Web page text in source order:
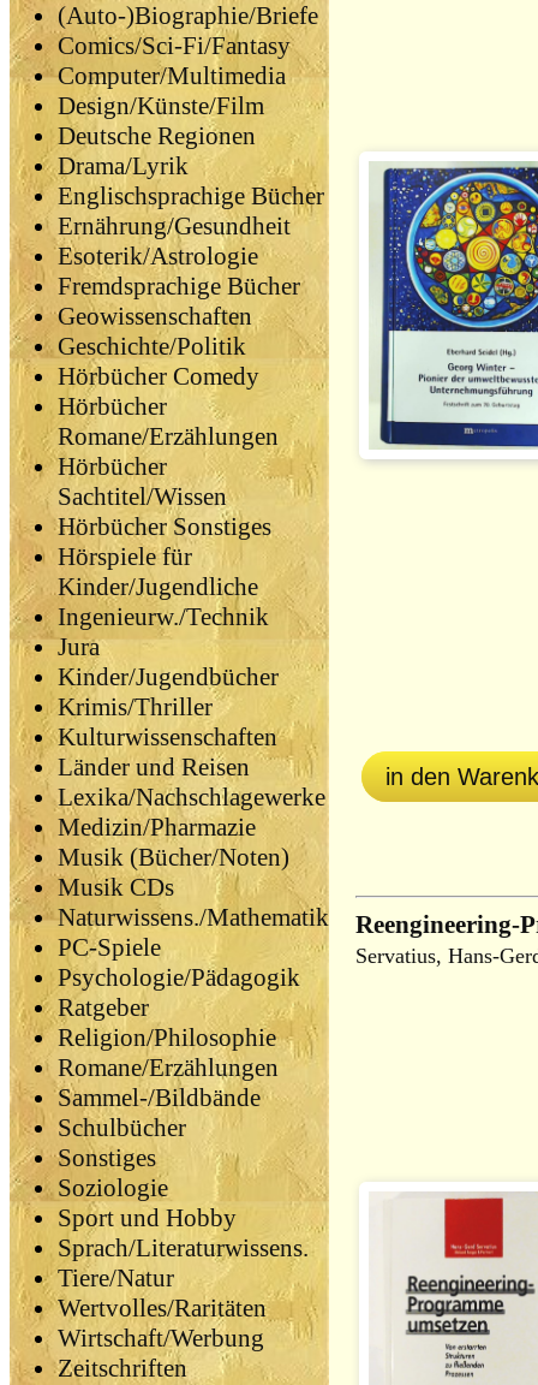
(Auto-)Biographie/Briefe
Comics/Sci-Fi/Fantasy
Computer/Multimedia
Design/Künste/Film
Deutsche Regionen
Drama/Lyrik
Englischsprachige Bücher
Ernährung/Gesundheit
Esoterik/Astrologie
Fremdsprachige Bücher
Geowissenschaften
Geschichte/Politik
Hörbücher Comedy
Hörbücher
Romane/Erzählungen
Hörbücher
Sachtitel/Wissen
Hörbücher Sonstiges
Hörspiele für
Kinder/Jugendliche
Ingenieurw./Technik
Jura
Kinder/Jugendbücher
Krimis/Thriller
Kulturwissenschaften
Länder und Reisen
Lexika/Nachschlagewerke
Medizin/Pharmazie
Musik (Bücher/Noten)
Musik CDs
Naturwissens./Mathematik
PC-Spiele
Psychologie/Pädagogik
Ratgeber
Religion/Philosophie
Romane/Erzählungen
Sammel-/Bildbände
Schulbücher
Sonstiges
Soziologie
Sport und Hobby
Sprach/Literaturwissens.
Tiere/Natur
Wertvolles/Raritäten
Wirtschaft/Werbung
Zeitschriften
in den
Reengineering-
Servatius, Hans-